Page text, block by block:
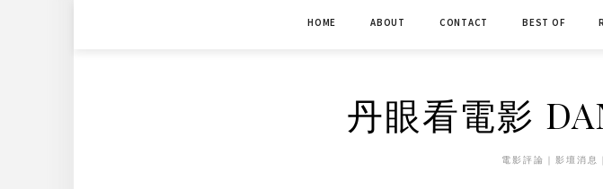
HOME ABOUT CONTACT BEST OF
丹眼看電影
電影評論｜影壇消息